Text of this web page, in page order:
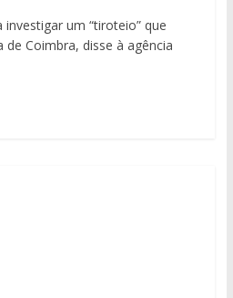
investigar um “tiroteio” que
Coimbra, disse à agência